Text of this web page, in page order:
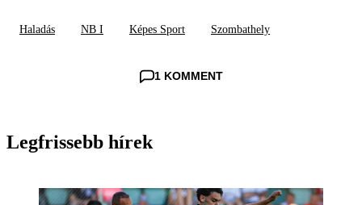
Haladás NB I Képes Sport Szombathely
1 KOMMENT
Legfrissebb hírek